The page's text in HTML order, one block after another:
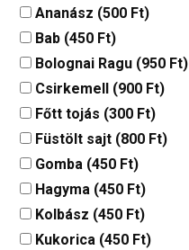
Ananász (500 Ft)
Bab (450 Ft)
Bolognai Ragu (950 Ft)
Csirkemell (900 Ft)
Főtt tojás (300 Ft)
Füstölt sajt (800 Ft)
Gomba (450 Ft)
Hagyma (450 Ft)
Kolbász (450 Ft)
Kukorica (450 Ft)